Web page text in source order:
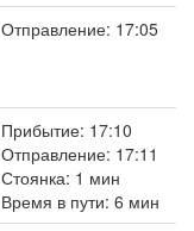
Отправление: 17:05
Прибытие: 17:10
Отправление: 17:11
Стоянка: 1 мин
Время в пути: 6 мин